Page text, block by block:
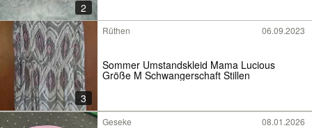
2
3
Rüthen 06.09.2023
Sommer Umstandskleid Mama Lucious
Größe M Schwangerschaft Stillen
Geseke 08.01.2026